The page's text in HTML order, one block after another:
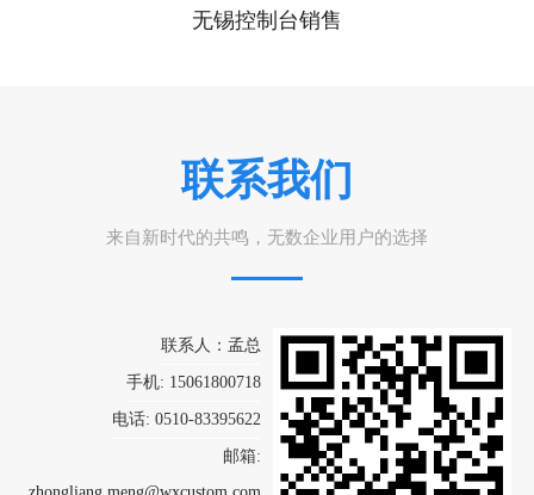
无锡控制台销售
联系我们
来自新时代的共鸣，无数企业用户的选择
联系人：孟总
手机: 15061800718
电话: 0510-83395622
邮箱: